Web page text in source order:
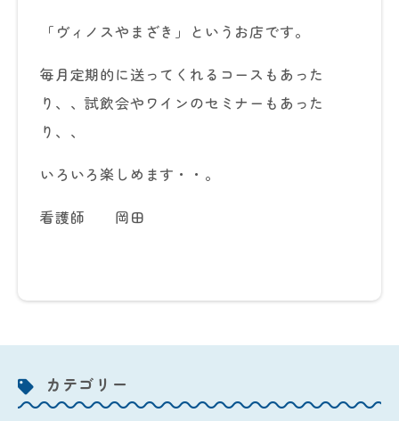
「ヴィノスやまざき」というお店です。
毎月定期的に送ってくれるコースもあった
り、、試飲会やワインのセミナーもあった
り、、
いろいろ楽しめます・・。
看護師 岡田
カテゴリー